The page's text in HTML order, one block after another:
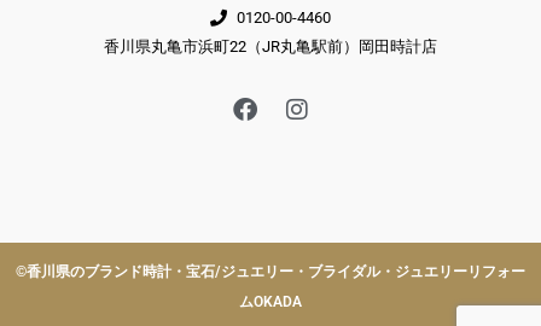
0120-00-4460
香川県丸亀市浜町22（JR丸亀駅前）岡田時計店
F
a
o
k
I
n
r
a
m
©︎香川県のブランド時計・宝石/ジュエリー・ブライダル・ジュエリーリフォー
ムOKADA